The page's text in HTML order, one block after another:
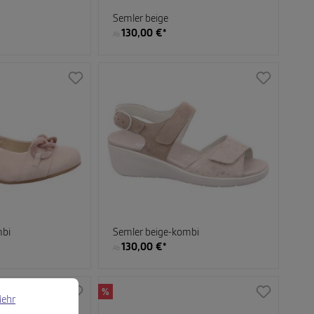
Semler beige
Ab 130,00 €*
Semler beige-kombi
Ab 130,00 €*
%